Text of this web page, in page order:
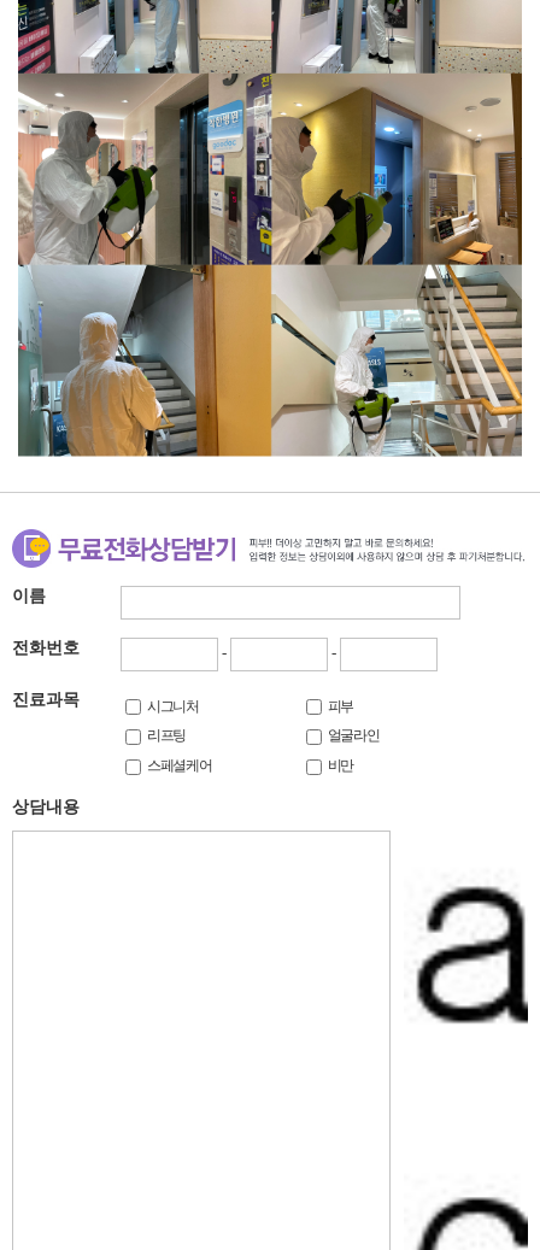
이름
전화번호 - -
진료과목 시그니처
피부
리프팅
얼굴라인
스페셜케어
비만
상담내용